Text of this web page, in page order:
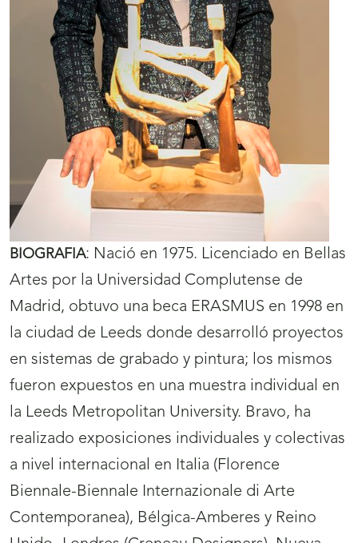
BIOGRAFIA: Nació en 1975. Licenciado en Bellas
Artes por la Universidad Complutense de
Madrid, obtuvo una beca ERASMUS en 1998 en
la ciudad de Leeds donde desarrolló proyectos
en sistemas de grabado y pintura; los mismos
fueron expuestos en una muestra individual en
la Leeds Metropolitan University. Bravo, ha
realizado exposiciones individuales y colectivas
a nivel internacional en Italia (Florence
Biennale-Biennale Internazionale di Arte
Contemporanea), Bélgica-Amberes y Reino